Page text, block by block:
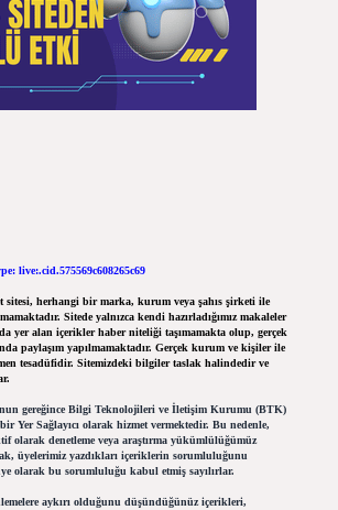
live:.cid.575569c608265c69
sitesi, herhangi bir marka, kurum veya şahıs şirketi ile
Sitede yalnızca kendi hazırladığımız makaleler
yer alan içerikler haber niteliği taşımamakta olup, gerçek
paylaşım yapılmamaktadır. Gerçek kurum ve kişiler ile
tesadüfidir. Sitemizdeki bilgiler taslak halindedir ve
gereğince Bilgi Teknolojileri ve İletişim Kurumu (BTK)
Yer Sağlayıcı olarak hizmet vermektedir. Bu nedenle,
olarak denetleme veya araştırma yükümlülüğümüz
üyelerimiz yazdıkları içeriklerin sorumluluğunu
olarak bu sorumluluğu kabul etmiş sayılırlar.
aykırı olduğunu düşündüğünüz içerikleri,